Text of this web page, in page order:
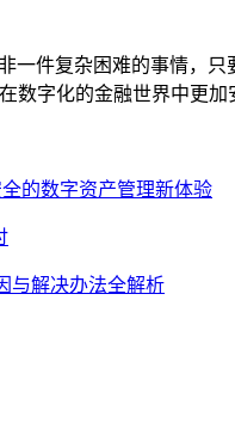
一件复杂困难的事情，
数字化的金融世界中更加
的数字资产管理新体验
与解决办法全解析